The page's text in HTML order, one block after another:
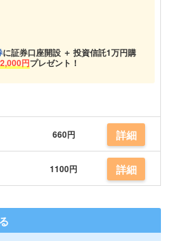
に証券口座開設 ＋ 投資信託1万円購
2,000円プレゼント！
660円 詳細
1100円 詳細